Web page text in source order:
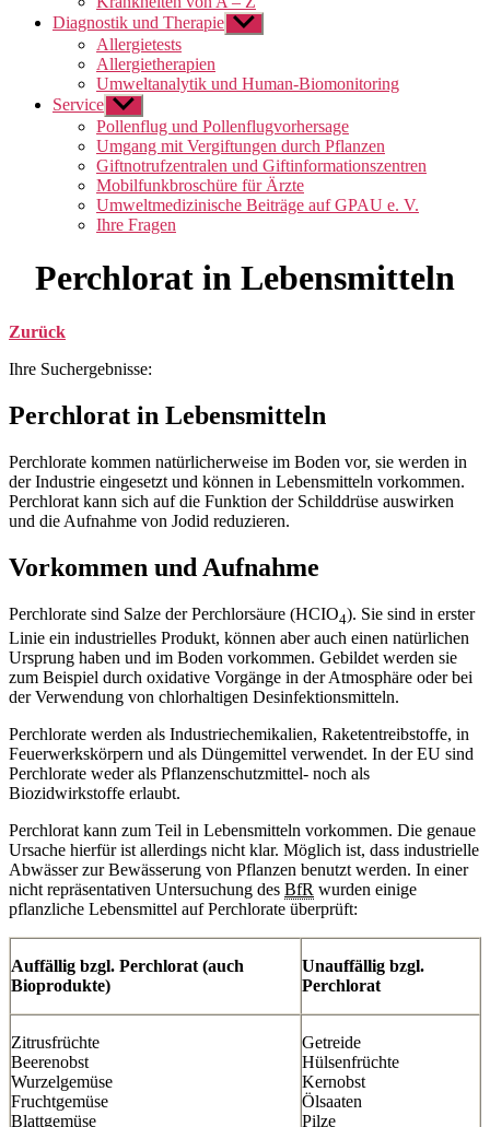
Diagnostik und Therapie Untermenü
anzeigen
Allergietests
Allergietherapien
Umweltanalytik und Human-Biomonitoring
Service Untermenü
anzeigen
Pollenflug und Pollenflugvorhersage
Umgang mit Vergiftungen durch Pflanzen
Giftnotrufzentralen und Giftinformationszentren
Mobilfunkbroschüre für Ärzte
Umweltmedizinische Beiträge auf GPAU e. V.
Ihre Fragen
Perchlorat in Lebensmitteln
Zurück
Ihre Suchergebnisse:
Perchlorat in Lebensmitteln
Perchlorate kommen natürlicherweise im Boden vor, sie werden in
der Industrie eingesetzt und können in Lebensmitteln vorkommen.
Perchlorat kann sich auf die Funktion der Schilddrüse auswirken
und die Aufnahme von Jodid reduzieren.
Vorkommen und Aufnahme
Perchlorate sind Salze der Perchlorsäure (HCIO4). Sie sind in erster
Linie ein industrielles Produkt, können aber auch einen natürlichen
Ursprung haben und im Boden vorkommen. Gebildet werden sie
zum Beispiel durch oxidative Vorgänge in der Atmosphäre oder bei
der Verwendung von chlorhaltigen Desinfektionsmitteln.
Perchlorate werden als Industriechemikalien, Raketentreibstoffe, in
Feuerwerkskörpern und als Düngemittel verwendet. In der EU sind
Perchlorate weder als Pflanzenschutzmittel- noch als
Biozidwirkstoffe erlaubt.
Perchlorat kann zum Teil in Lebensmitteln vorkommen. Die genaue
Ursache hierfür ist allerdings nicht klar. Möglich ist, dass industrielle
Abwässer zur Bewässerung von Pflanzen benutzt werden. In einer
nicht repräsentativen Untersuchung des BfR wurden einige
pflanzliche Lebensmittel auf Perchlorate überprüft:
Auffällig bzgl. Perchlorat (auch
Bioprodukte)
Unauffällig bzgl.
Perchlorat
Zitrusfrüchte
Beerenobst
Wurzelgemüse
Fruchtgemüse
Blattgemüse
Getreide
Hülsenfrüchte
Kernobst
Ölsaaten
Pilze